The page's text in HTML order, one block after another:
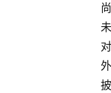
尚
未
对
外
披